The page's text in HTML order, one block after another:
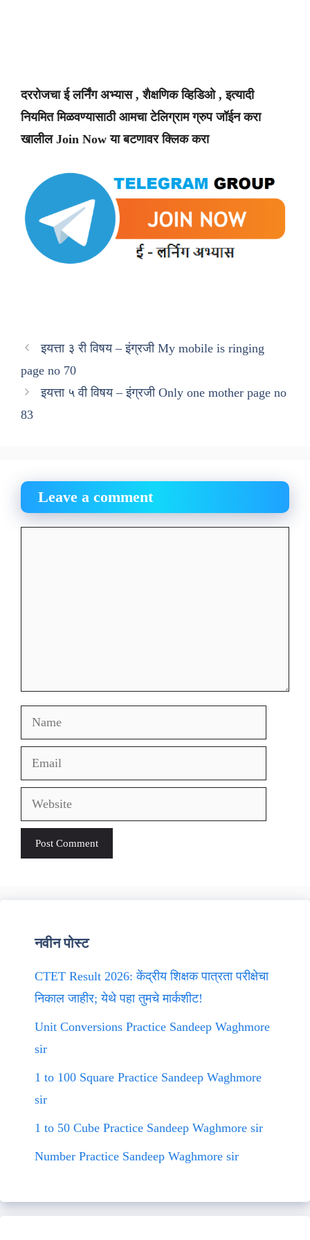
दररोजचा ई लर्निंग अभ्यास , शैक्षणिक व्हिडिओ , इत्यादी
नियमित मिळवण्यासाठी आमचा टेलिग्राम ग्रुप जॉईन करा
खालील Join Now या बटणावर क्लिक करा
इयत्ता ३ री विषय – इंग्रजी My mobile is ringing
page no 70
इयत्ता ५ वी विषय – इंग्रजी Only one mother page no
83
Leave a comment
Name
Email
Website
नवीन पोस्ट
CTET Result 2026: केंद्रीय शिक्षक पात्रता परीक्षेचा
निकाल जाहीर; येथे पहा तुमचे मार्कशीट!
Unit Conversions Practice Sandeep Waghmore
sir
1 to 100 Square Practice Sandeep Waghmore
sir
1 to 50 Cube Practice Sandeep Waghmore sir
Number Practice Sandeep Waghmore sir